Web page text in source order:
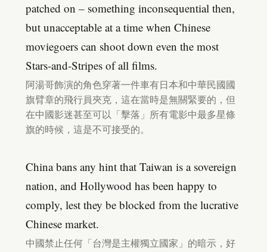
patched on – something inconsequential then,
but unacceptable at a time when Chinese
moviegoers can shoot down even the most
Stars-and-Stripes of all films.
阿湯哥飾演的角色穿著一件車有日本和中華民國國
旗臂章的飛行員夾克，這在當時是無關緊要的，但
在中國影迷甚至可以「擊落」所有電影中最多星條
旗的時候，這是不可接受的。
China bans any hint that Taiwan is a sovereign
nation, and Hollywood has been happy to
comply, lest they be blocked from the lucrative
Chinese market.
中國禁止任何「台灣是主權獨立國家」的暗示，好